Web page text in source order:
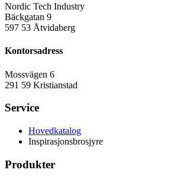
Nordic Tech Industry
Bäckgatan 9
597 53 Åtvidaberg
Kontorsadress
Mossvägen 6
291 59 Kristianstad
Service
Hovedkatalog
Inspirasjonsbrosjyre
Produkter